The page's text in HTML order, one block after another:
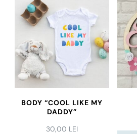
BODY “COOL LIKE MY
DADDY”
30,00 LEI